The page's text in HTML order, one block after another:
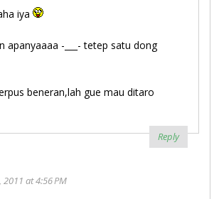
iya
apanyaaaa -___- tetep satu dong
beneran,lah gue mau ditaro
Reply
2011 at 4:56 PM